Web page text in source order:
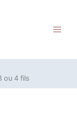
ou 4 fils